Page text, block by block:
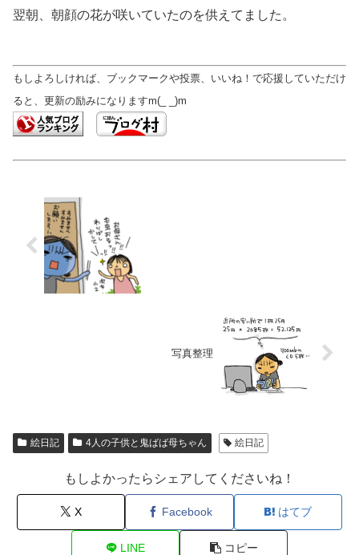
翌朝、朝顔の花が咲いていたのを供えてました。
もしよろしければ、ブックマークや投票、いいね！で応援していただけ
ると、更新の励みになりますm(_ _)m
写真整理
絵日記 4人の子供と鬼ばば母ちゃん 絵日記
もしよかったらシェアしてくださいね！
X Facebook はてブ
LINE コピー